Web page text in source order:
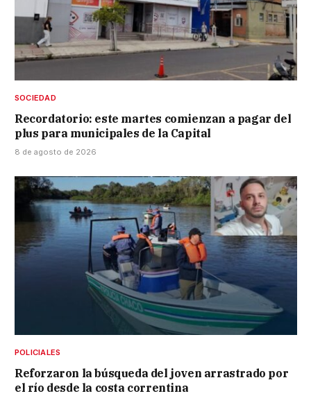
SOCIEDAD
Recordatorio: este martes comienzan a pagar del
plus para municipales de la Capital
8 de agosto de 2026
POLICIALES
Reforzaron la búsqueda del joven arrastrado por
el río desde la costa correntina